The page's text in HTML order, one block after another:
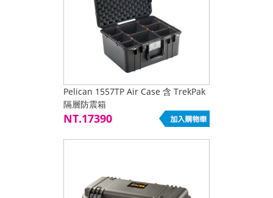
Pelican 1557TP Air Case 含 TrekPak
隔層防震箱
NT.17390